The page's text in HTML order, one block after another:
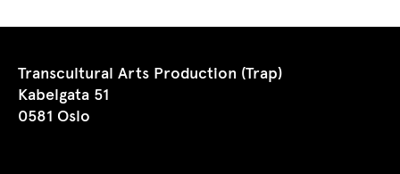
Transcultural Arts Production (Trap)
Kabelgata 51
0581 Oslo